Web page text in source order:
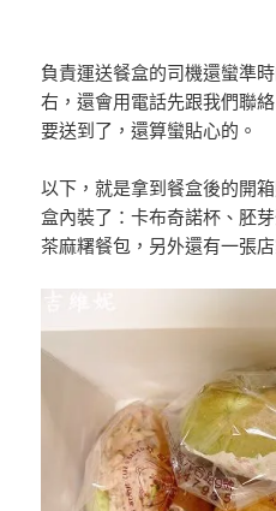
負責運送餐盒的司機還蠻準
右，還會用電話先跟我們聯
要送到了，還算蠻貼心的。
以下，就是拿到餐盒後的開
盒內裝了：卡布奇諾杯、胚
茶麻糬餐包，另外還有一張